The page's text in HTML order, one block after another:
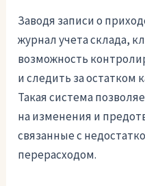
Заводя записи о
журнал учета склада,
возможность
и следить за остатком
Такая система
на изменения и
связанные с
перерасходом.